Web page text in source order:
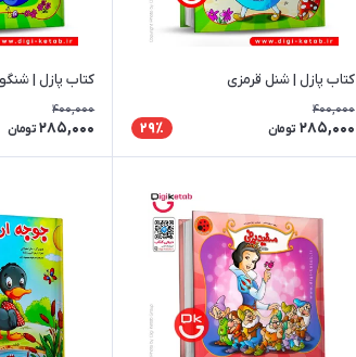
کتاب پازل | شنل قرمزی
400,000
285,000 تومان 29٪
کتاب پازل |
400,000
285,000 تومان